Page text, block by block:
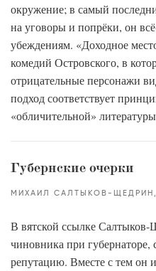
окружение; в самый
на уговоры и попрёки, он
убеждениям. «Доходное
комедий Островского, в
отрицательные персонажи
подход соответствует
«обличительной»
Губернские очерки
МИХАИЛ САЛТЫКОВ-ЩЕДРИН
В вятской ссылке Салтыков-
чиновника при губернаторе,
репутацию. Вместе с тем он